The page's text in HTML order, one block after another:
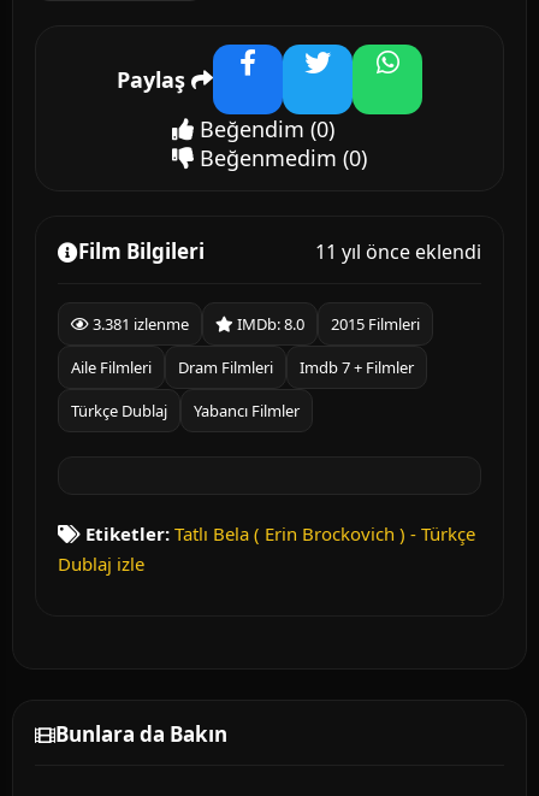
Paylaş FacebookTwitterWhatsApp
Beğendim (0)
Beğenmedim (0)
Film Bilgileri 11 yıl önce eklendi
3.381 izlenme IMDb: 8.0
2015 Filmleri
Aile Filmleri
Dram Filmleri
Imdb 7 + Filmler
Türkçe Dublaj
Yabancı Filmler
Etiketler: Tatlı Bela ( Erin Brockovich ) - Türkçe
Dublaj izle
Bunlara da Bakın